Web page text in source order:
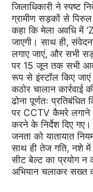
जिलाधिकारी ने स्पष्ट
ग्रामीण सड़कों से
कहा कि मेला अवधि में
जाएगी। साथ ही,
लगाए जाएं, और सभी
पर 15 जून तक सभी
रूप से इंस्टॉल किए
कठोर चालान कार्रवाई
ढोना पूर्णतः
पर CCTV कैमरे लगाने
करने के निर्देश दिए
जनता को यातायात
साथ ही तेज गति, नशे
सीट बेल्ट का प्रयोग न
अभियान चलाकर सख्त